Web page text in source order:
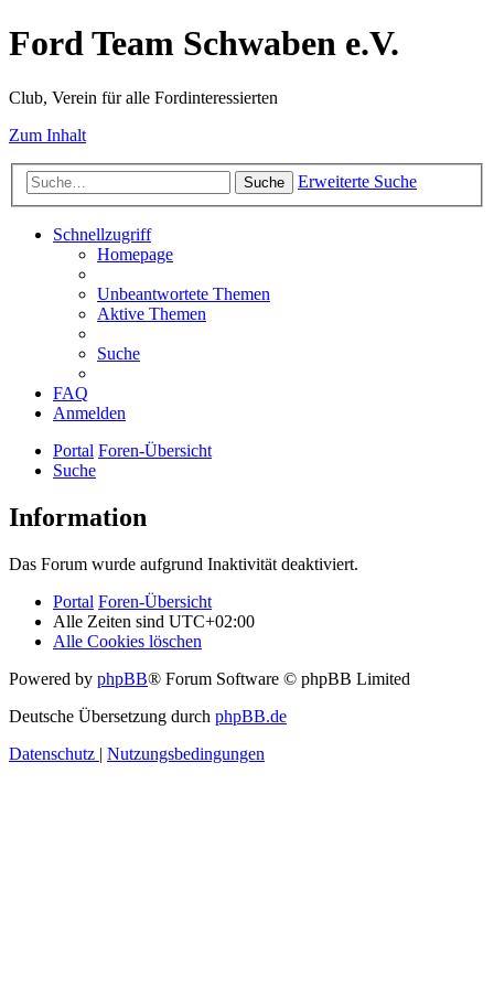
Ford Team Schwaben e.V.
Club, Verein für alle Fordinteressierten
Zum Inhalt
Suche Erweiterte Suche
Schnellzugriff
Homepage
Unbeantwortete Themen
Aktive Themen
Suche
FAQ
Anmelden
Portal Foren-Übersicht
Suche
Information
Das Forum wurde aufgrund Inaktivität deaktiviert.
Portal Foren-Übersicht
Alle Zeiten sind UTC+02:00
Alle Cookies löschen
Powered by phpBB® Forum Software © phpBB Limited
Deutsche Übersetzung durch phpBB.de
Datenschutz | Nutzungsbedingungen